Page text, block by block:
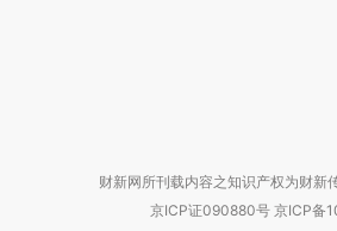
财新网所刊载内容之知识产权为财新
京ICP证090880号 京ICP备